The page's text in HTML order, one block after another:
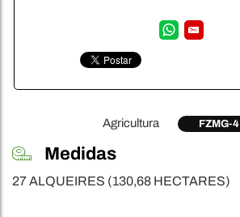
Agricultura FZMG-4
Medidas
27 ALQUEIRES (130,68 HECTARES)